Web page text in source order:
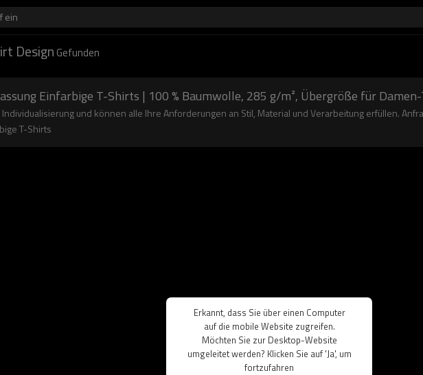
ein
Design Gefunden
Einfarbige T-Shirts | 100 % Baumwolle, 285 g/m², Übergröße für
und können alle Ihre Anforderungen an Stil, Material und Verarbeitung erfüllen.
T-Shirts
Erkannt, dass Sie über einen Computer
auf die mobile Website zugreifen.
Möchten Sie zur Desktop-Website
umgeleitet werden? Klicken Sie auf 'Ja', um
fortzufahren